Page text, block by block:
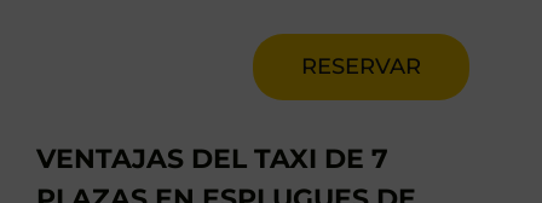
RESERVAR
VENTAJAS DEL TAXI DE 7